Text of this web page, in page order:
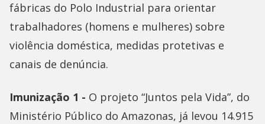
fábricas do Polo Industrial para orientar
trabalhadores (homens e mulheres) sobre
violência doméstica, medidas protetivas e
canais de denúncia.
Imunização 1 - O projeto “Juntos pela Vida”, do
Ministério Público do Amazonas, já levou 14.915